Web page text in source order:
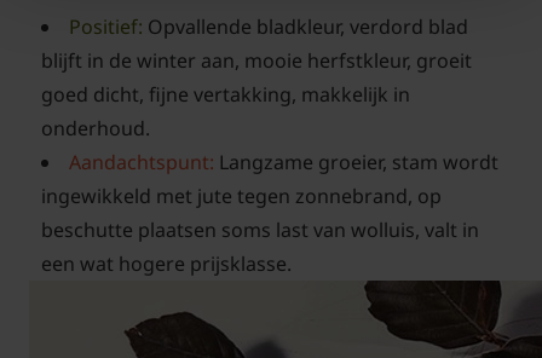
Positief: Opvallende bladkleur, verdord blad
blijft in de winter aan, mooie herfstkleur, groeit
goed dicht, fijne vertakking, makkelijk in
onderhoud.
Aandachtspunt: Langzame groeier, stam wordt
ingewikkeld met jute tegen zonnebrand, op
beschutte plaatsen soms last van wolluis, valt in
een wat hogere prijsklasse.